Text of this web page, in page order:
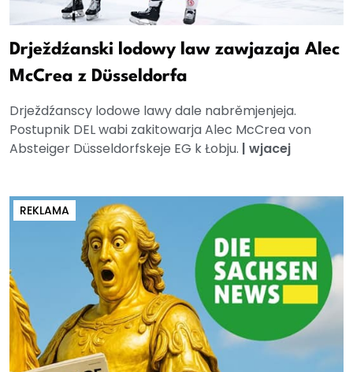
Drježdźanski lodowy law zawjazaja Alec
McCrea z Düsseldorfa
Drježdźanscy lodowe lawy dale nabrěmjenjeja.
Postupnik DEL wabi zakitowarja Alec McCrea von
Absteiger Düsseldorfskeje EG k Łobju. | wjacej
REKLAMA